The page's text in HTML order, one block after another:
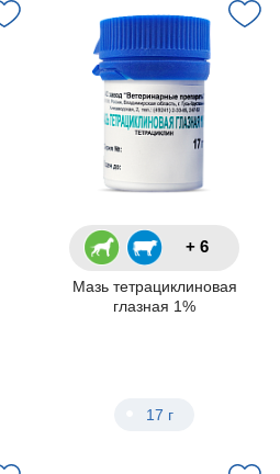
+ 6
Мазь тетрациклиновая
глазная 1%
17 г